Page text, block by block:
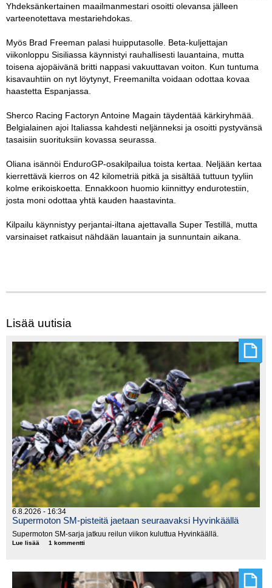
Yhdeksänkertainen maailmanmestari osoitti olevansa jälleen
varteenotettava mestariehdokas.
Myös Brad Freeman palasi huipputasolle. Beta-kuljettajan
viikonloppu Sisiliassa käynnistyi rauhallisesti lauantaina, mutta
toisena ajopäivänä britti nappasi vakuuttavan voiton. Kun tuntuma
kisavauhtiin on nyt löytynyt, Freemanilta voidaan odottaa kovaa
haastetta Espanjassa.
Sherco Racing Factoryn Antoine Magain täydentää kärkiryhmää.
Belgialainen ajoi Italiassa kahdesti neljänneksi ja osoitti pystyvänsä
tasaisiin suorituksiin kovassa seurassa.
Oliana isännöi EnduroGP-osakilpailua toista kertaa. Neljään kertaa
kierrettävä kierros on 42 kilometriä pitkä ja sisältää tuttuun tyyliin
kolme erikoiskoetta. Ennakkoon huomio kiinnittyy endurotestiin,
josta moni odottaa yhtä kauden haastavinta.
Kilpailu käynnistyy perjantai-iltana ajettavalla Super Testillä, mutta
varsinaiset ratkaisut nähdään lauantain ja sunnuntain aikana.
Lisää uutisia
6.8.2026 - 16:34
Supermoton SM-pisteitä jaetaan seuraavaksi Hyvinkäällä
Supermoton SM-sarja jatkuu reilun viikon kuluttua Hyvinkäällä.
Lue lisää Supermoton
seuraavaksi
Hyvinkäällä
1 kommentti